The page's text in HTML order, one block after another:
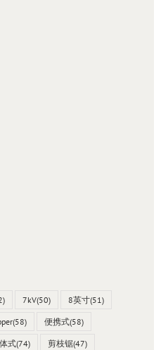
7kV(50) 8英寸(51)
(58) 便携式(58)
式(74) 剪枝锯(47)